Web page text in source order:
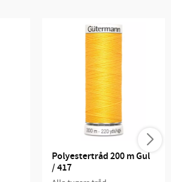
Polyestertråd 200 m Gul
/ 417